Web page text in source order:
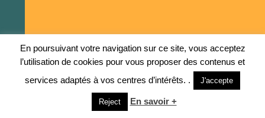
En poursuivant votre navigation sur ce site, vous acceptez
l’utilisation de cookies pour vous proposer des contenus et
services adaptés à vos centres d’intérêts. .
J'accepte
Reject En savoir +